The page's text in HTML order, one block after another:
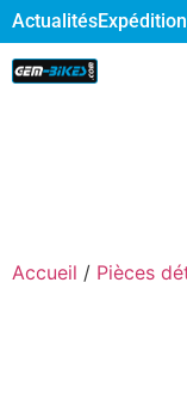
Actualités
Accueil / Pièces